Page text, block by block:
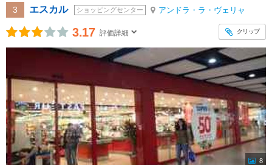
3 エスカル ショッピングセンター アンドラ・ラ・ヴェリャ
3.17 評価詳細 クリップ
8